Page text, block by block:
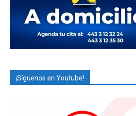
¡Síguenos en Youtube!